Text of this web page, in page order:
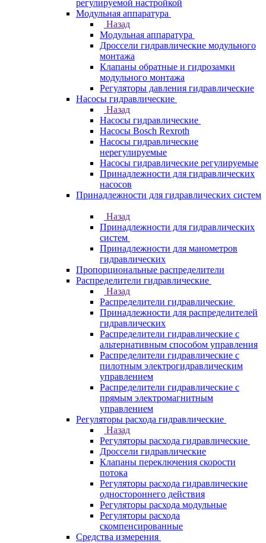
регулируемой настройкой
Модульная аппаратура
Назад
Модульная аппаратура
Дроссели гидравлические модульного
монтажа
Клапаны обратные и гидрозамки
модульного монтажа
Регуляторы давления гидравлические
Насосы гидравлические
Назад
Насосы гидравлические
Насосы Bosch Rexroth
Насосы гидравлические
нерегулируемые
Насосы гидравлические регулируемые
Принадлежности для гидравлических
насосов
Принадлежности для гидравлических систем
Назад
Принадлежности для гидравлических
систем
Принадлежности для манометров
гидравлических
Пропорциональные распределители
Распределители гидравлические
Назад
Распределители гидравлические
Принадлежности для распределителей
гидравлических
Распределители гидравлические с
альтернативным способом управления
Распределители гидравлические с
пилотным электрогидравлическим
управлением
Распределители гидравлические с
прямым электромагнитным
управлением
Регуляторы расхода гидравлические
Назад
Регуляторы расхода гидравлические
Дроссели гидравлические
Клапаны переключения скорости
потока
Регуляторы расхода гидравлические
одностороннего действия
Регуляторы расхода модульные
Регуляторы расхода
скомпенсированные
Средства измерения